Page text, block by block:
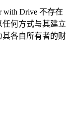
with Drive 不存在
何方式与其建立
各自所有者的财